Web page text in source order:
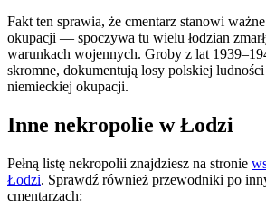
Fakt ten sprawia, że cmentarz stanowi
okupacji — spoczywa tu wielu łodzian
warunkach wojennych. Groby z lat
skromne, dokumentują losy polskiej
niemieckiej okupacji.
Inne nekropolie w Łodzi
Pełną listę nekropolii znajdziesz na stronie
Łodzi. Sprawdź również przewodniki po
cmentarzach: